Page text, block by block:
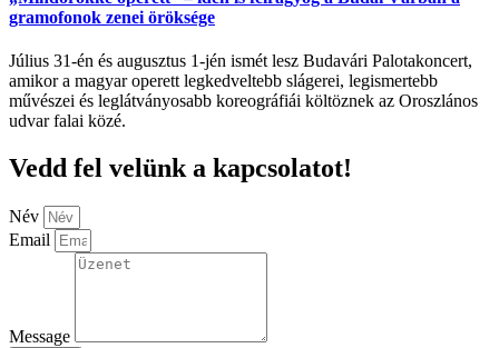
gramofonok zenei öröksége
Július 31-én és augusztus 1-jén ismét lesz Budavári Palotakoncert,
amikor a magyar operett legkedveltebb slágerei, legismertebb
művészei és leglátványosabb koreográfiái költöznek az Oroszlános
udvar falai közé.
Vedd fel velünk a kapcsolatot!
Név
Email
Message